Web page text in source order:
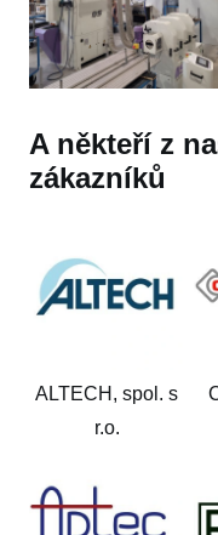
A někteří z
zákazníků
ALTECH, spol. s
r.o.